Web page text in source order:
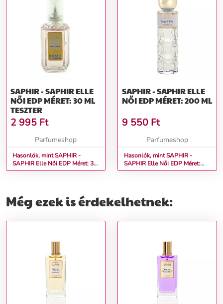
SAPHIR - SAPHIR ELLE
NŐI EDP MÉRET: 30 ML
TESZTER
2 995 Ft
Parfumeshop
Hasonlók, mint SAPHIR -
SAPHIR Elle Női EDP Méret: 30
ml teszter
SAPHIR - SAPHIR ELLE
NŐI EDP MÉRET: 200 ML
9 550 Ft
Parfumeshop
Hasonlók, mint SAPHIR -
SAPHIR Elle Női EDP Méret:
200 ml
Még ezek is érdekelhetnek: